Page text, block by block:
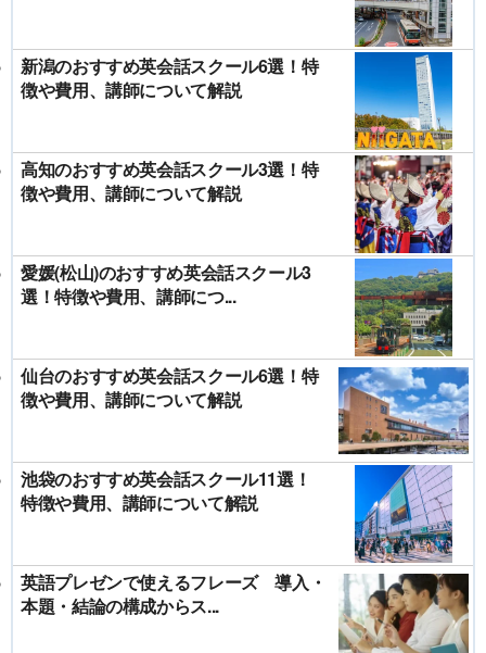
新潟のおすすめ英会話スクール6選！特
徴や費用、講師について解説
高知のおすすめ英会話スクール3選！特
徴や費用、講師について解説
愛媛(松山)のおすすめ英会話スクール3
選！特徴や費用、講師につ...
仙台のおすすめ英会話スクール6選！特
徴や費用、講師について解説
池袋のおすすめ英会話スクール11選！
特徴や費用、講師について解説
英語プレゼンで使えるフレーズ 導入・
本題・結論の構成からス...